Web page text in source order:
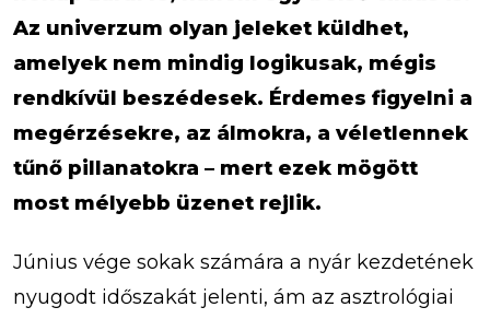
Az univerzum olyan jeleket küldhet,
amelyek nem mindig logikusak, mégis
rendkívül beszédesek. Érdemes figyelni a
megérzésekre, az álmokra, a véletlennek
tűnő pillanatokra – mert ezek mögött
most mélyebb üzenet rejlik.
Június vége sokak számára a nyár kezdetének
nyugodt időszakát jelenti, ám az asztrológiai